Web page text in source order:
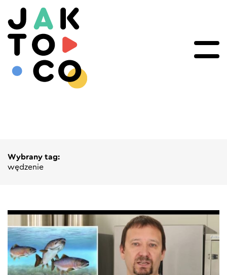
Wybrany tag:
wędzenie